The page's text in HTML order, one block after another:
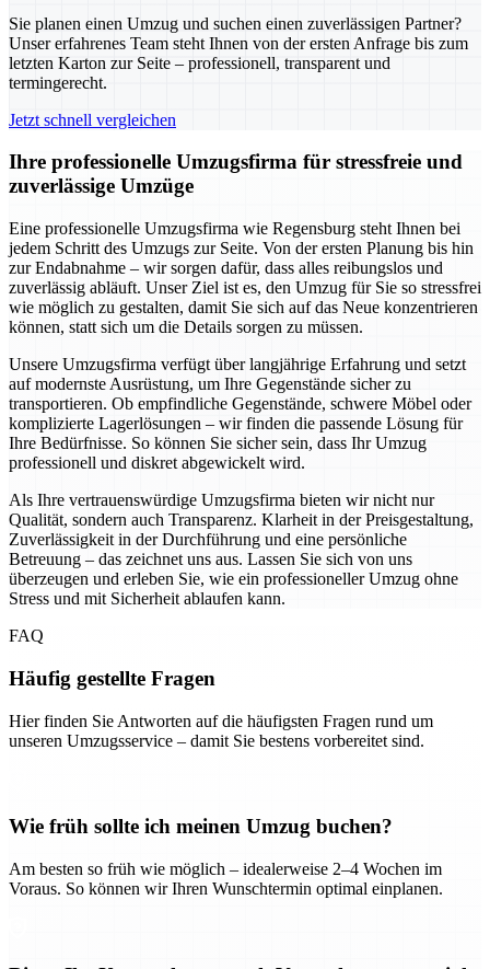
Sie planen einen Umzug und suchen einen zuverlässigen Partner?
Unser erfahrenes Team steht Ihnen von der ersten Anfrage bis zum
letzten Karton zur Seite – professionell, transparent und
termingerecht.
Jetzt schnell vergleichen
Ihre professionelle Umzugsfirma für stressfreie und
zuverlässige Umzüge
Eine professionelle Umzugsfirma wie Regensburg steht Ihnen bei
jedem Schritt des Umzugs zur Seite. Von der ersten Planung bis hin
zur Endabnahme – wir sorgen dafür, dass alles reibungslos und
zuverlässig abläuft. Unser Ziel ist es, den Umzug für Sie so stressfrei
wie möglich zu gestalten, damit Sie sich auf das Neue konzentrieren
können, statt sich um die Details sorgen zu müssen.
Unsere Umzugsfirma verfügt über langjährige Erfahrung und setzt
auf modernste Ausrüstung, um Ihre Gegenstände sicher zu
transportieren. Ob empfindliche Gegenstände, schwere Möbel oder
komplizierte Lagerlösungen – wir finden die passende Lösung für
Ihre Bedürfnisse. So können Sie sicher sein, dass Ihr Umzug
professionell und diskret abgewickelt wird.
Als Ihre vertrauenswürdige Umzugsfirma bieten wir nicht nur
Qualität, sondern auch Transparenz. Klarheit in der Preisgestaltung,
Zuverlässigkeit in der Durchführung und eine persönliche
Betreuung – das zeichnet uns aus. Lassen Sie sich von uns
überzeugen und erleben Sie, wie ein professioneller Umzug ohne
Stress und mit Sicherheit ablaufen kann.
FAQ
Häufig gestellte Fragen
Hier finden Sie Antworten auf die häufigsten Fragen rund um
unseren Umzugsservice – damit Sie bestens vorbereitet sind.
Wie früh sollte ich meinen Umzug buchen?
Am besten so früh wie möglich – idealerweise 2–4 Wochen im
Voraus. So können wir Ihren Wunschtermin optimal einplanen.